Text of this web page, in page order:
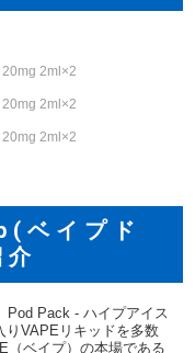
20mg 2ml×2
20mg 2ml×2
20mg 2ml×2
ベイプド
Pod Pack - ハイプアイス
りVAPEリキッドを多数
（ベイプ）の本場である